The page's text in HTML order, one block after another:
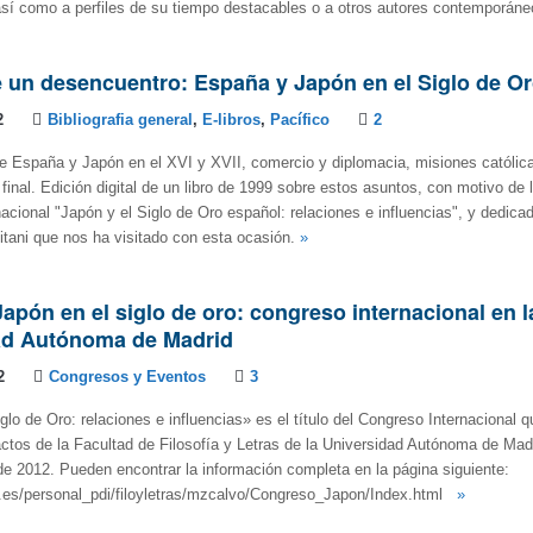
como a perfiles de su tiempo destacables o a otros autores
desencuentro: España y Japón en el Siglo de
Bibliografia general , E-libros, Pacífico 2
España y Japón en el XVI y XVII, comercio y diplomacia, misiones
Edición digital de un libro de 1999 sobre estos asuntos, con motivo de
"Japón y el Siglo de Oro español: relaciones e influencias", y
que nos ha visitado con esta ocasión. »
en el siglo de oro: congreso internacional en
Autónoma de Madrid
Congresos y Eventos 3
de Oro: relaciones e influencias» es el título del Congreso Internacional
de la Facultad de Filosofía y Letras de la Universidad Autónoma de
2012. Pueden encontrar la información completa en la página siguiente:
personal_pdi/filoyletras/mzcalvo/Congreso_Japon/Index.html »